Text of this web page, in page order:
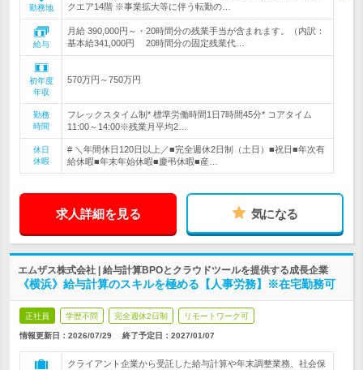
勤務地
クエア14階 ※事業拡大等に伴う転勤の…
給与
月給 390,000円～・20時間分の残業手当が含まれます。（内訳：
基本給341,000円 20時間分の固定残業代…
初年度
年収
570万円～750万円
勤務
時間
フレックスタイム制* 標準労働時間1日7時間45分* コアタイム
11:00～14:00※残業月平均2…
休日
休暇
# ＼年間休日120日以上／■完全週休2日制（土日）■祝日■年次有
給休暇■年末年始休暇■慶弔休暇■産…
求人詳細を見る 気になる
エムザス株式会社 | 給与計算BPOとクラウドツールを提供する成長企業
《横浜》給与計算のスキルを極める【人事労務】※在宅勤務可
正社員 学歴不問 完全週休2日制 リモートワーク可
情報更新日：2026/07/29 終了予定日： 2027/01/07
クライアント企業から受託した給与計算や年末調整業務、社会保